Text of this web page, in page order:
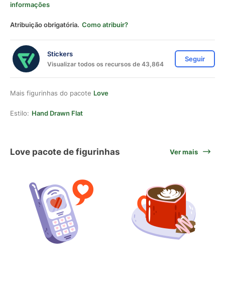
informações
Atribuição obrigatória. Como atribuir?
Stickers
Visualizar todos os recursos de 43,864
Seguir
Mais figurinhas do pacote Love
Estilo: Hand Drawn Flat
Love pacote de figurinhas Ver mais